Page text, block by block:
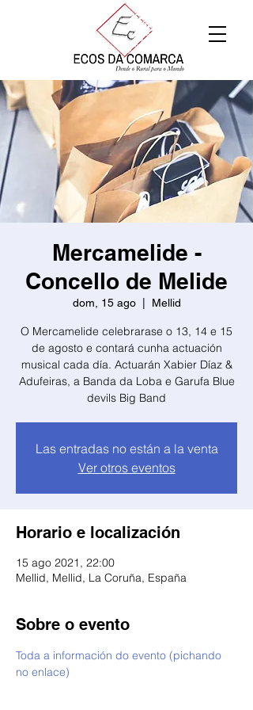
Mercamelide -
Concello de Melide
dom, 15 ago
  |
Mellid
O Mercamelide celebrarase o 13, 14 e 15
de agosto e contará cunha actuación
musical cada día. Actuarán Xabier Díaz &
Adufeiras, a Banda da Loba e Garufa Blue
devils Big Band
Las entradas no están a la venta
Ver otros eventos
Horario e localización
15 ago 2021, 22:00
Mellid, Mellid, La Coruña, España
Sobre o evento
Toda a información do evento (pichando
no enlace)